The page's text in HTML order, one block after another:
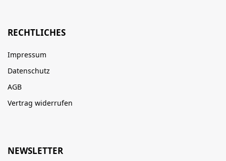
RECHTLICHES
Impressum
Datenschutz
AGB
Vertrag widerrufen
NEWSLETTER